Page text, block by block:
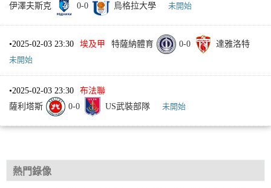
伊澤夫斯克
0-0 烏格拉大學 未開始
•2025-02-03 23:30 埃及甲 特薩納體育 0-0
達雅洛特
未開始
•2025-02-03 23:30
布法聯
薩利塔斯
0-0 US武裝部隊 未開始
熱門錄像